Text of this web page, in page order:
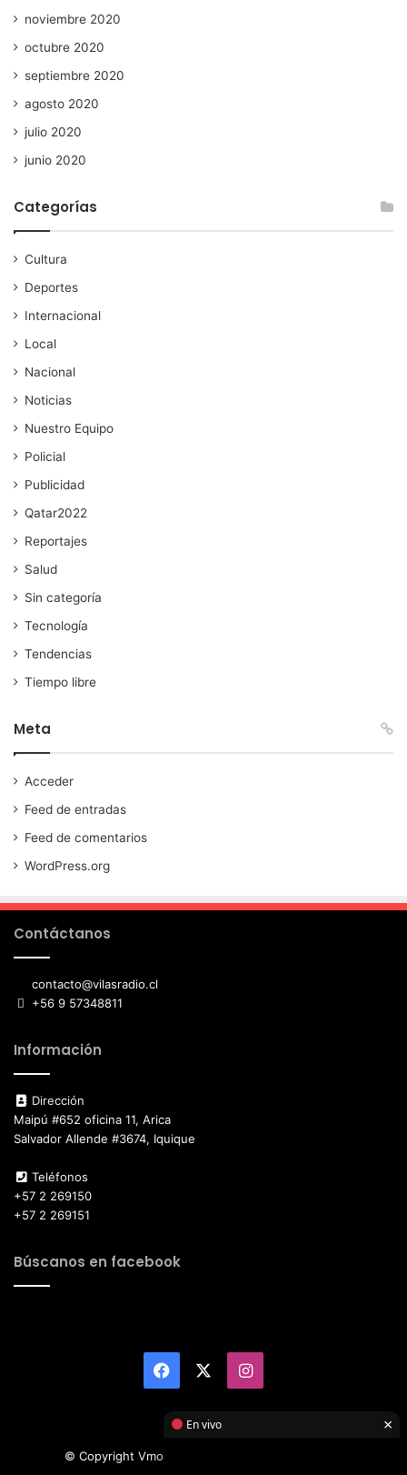
noviembre 2020
octubre 2020
septiembre 2020
agosto 2020
julio 2020
junio 2020
Categorías
Cultura
Deportes
Internacional
Local
Nacional
Noticias
Nuestro Equipo
Policial
Publicidad
Qatar2022
Reportajes
Salud
Sin categoría
Tecnología
Tendencias
Tiempo libre
Meta
Acceder
Feed de entradas
Feed de comentarios
WordPress.org
Contáctanos
contacto@vilasradio.cl
+56 9 57348811
Información
Dirección
Maipú #652 oficina 11, Arica
Salvador Allende #3674, Iquique
Teléfonos
+57 2 269150
+57 2 269151
Búscanos en facebook
Facebook Instagram
© Copyright Vmotor TI 2026, All Rights Reserved
En vivo ×